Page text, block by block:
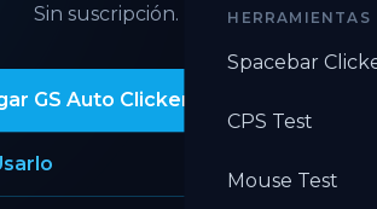
HERRAMIENTAS
Spacebar
CPS Test
Mouse Test
Sin suscripción.
GS Auto Clicker